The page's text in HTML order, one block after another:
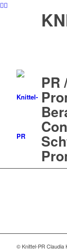
PR
© Knittel-PR Claudia